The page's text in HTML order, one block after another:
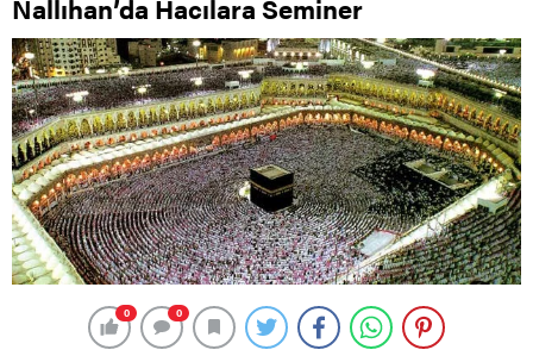
Nallıhan’da Hacılara Seminer
0 0